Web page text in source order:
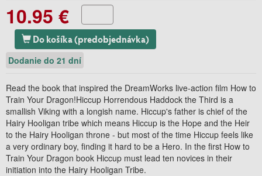
10.95 €
Do košíka (predobjednávka)
Dodanie do 21 dní
Read the book that inspired the DreamWorks live-action film How to
Train Your Dragon!Hiccup Horrendous Haddock the Third is a
smallish Viking with a longish name. Hiccup's father is chief of the
Hairy Hooligan tribe which means Hiccup is the Hope and the Heir
to the Hairy Hooligan throne - but most of the time Hiccup feels like
a very ordinary boy, finding it hard to be a Hero. In the first How to
Train Your Dragon book Hiccup must lead ten novices in their
initiation into the Hairy Hooligan Tribe.